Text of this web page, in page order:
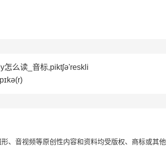
么读_音标,piktʃə'reskli
、音视频等原创性内容和资料均受版权、商标或其他